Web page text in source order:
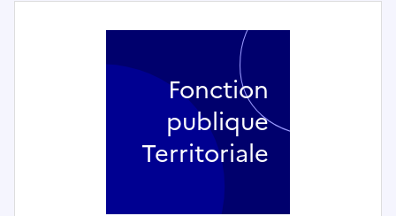
Fonction
publique
Territoriale